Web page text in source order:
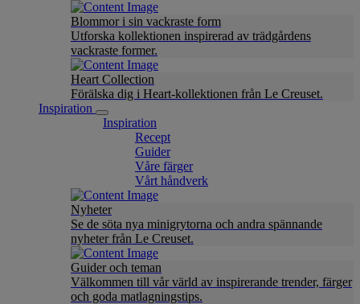
Blommor i sin vackraste form
Utforska kollektionen inspirerad av trädgårdens
vackraste former.
Heart Collection
Förälska dig i Heart-kollektionen från Le Creuset.
Inspiration
Inspiration
Recept
Guider
Våre färger
Vårt håndverk
Nyheter
Se de söta nya minigrytorna och andra spännande
nyheter från Le Creuset.
Guider och teman
Välkommen till vår värld av inspirerande trender, färger
och goda matlagningstips.